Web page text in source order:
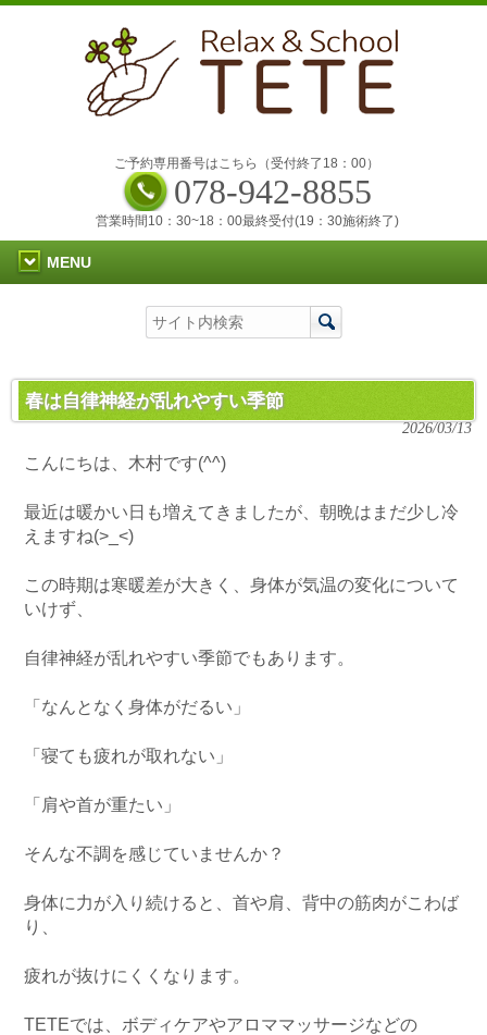
ご予約専用番号はこちら（受付終了18：00）
078-942-8855
営業時間10：30~18：00最終受付(19：30施術終了)
MENU
春は自律神経が乱れやすい季節
2026/03/13
こんにちは、木村です(^^)
最近は暖かい日も増えてきましたが、朝晩はまだ少し冷
えますね(>_<)
この時期は寒暖差が大きく、身体が気温の変化について
いけず、
自律神経が乱れやすい季節でもあります。
「なんとなく身体がだるい」
「寝ても疲れが取れない」
「肩や首が重たい」
そんな不調を感じていませんか？
身体に力が入り続けると、首や肩、背中の筋肉がこわば
り、
疲れが抜けにくくなります。
TETEでは、ボディケアやアロママッサージなどの